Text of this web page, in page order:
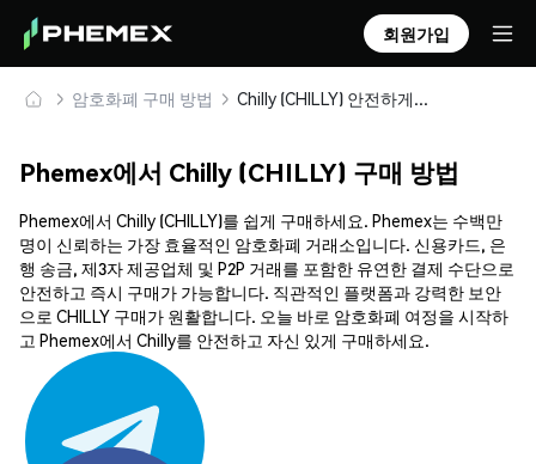
회원가입
암호화폐 구매 방법 Chilly (CHILLY) 안전하게 구매 및 보관
Phemex에서 Chilly (CHILLY) 구매 방법
Phemex에서 Chilly (CHILLY)를 쉽게 구매하세요. Phemex는 수백만
명이 신뢰하는 가장 효율적인 암호화폐 거래소입니다. 신용카드, 은
행 송금, 제3자 제공업체 및 P2P 거래를 포함한 유연한 결제 수단으로
안전하고 즉시 구매가 가능합니다. 직관적인 플랫폼과 강력한 보안
으로 CHILLY 구매가 원활합니다. 오늘 바로 암호화폐 여정을 시작하
고 Phemex에서 Chilly를 안전하고 자신 있게 구매하세요.